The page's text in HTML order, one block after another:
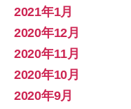
2021年1月
2020年12月
2020年11月
2020年10月
2020年9月